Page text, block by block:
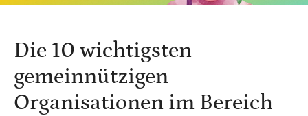
Die 10 wichtigsten
gemeinnützigen
Organisationen im Bereich